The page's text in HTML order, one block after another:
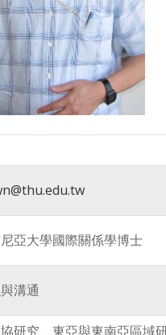
亞大學國際關係學博士
溝通
研究、東亞與東南亞區域